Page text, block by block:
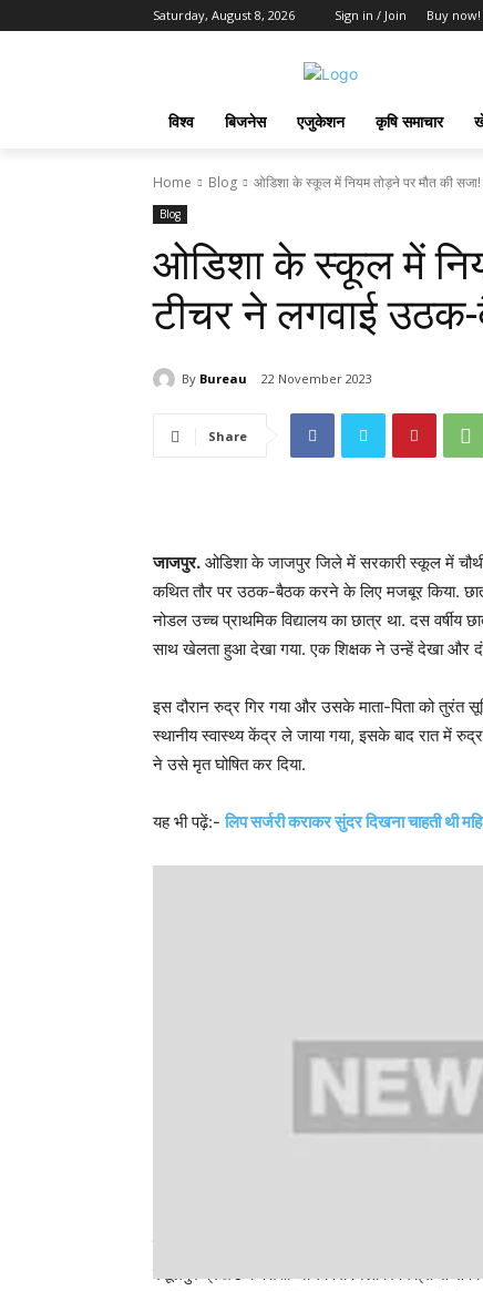
Saturday, August 8, 2026 Sign in / Join Buy now!
विश्व बिजनेस एजुकेशन कृषि समाचार
Home Blog ओडिशा के स्कूल में नियम तोड़ने पर मौत की सजा!
Blog
ओडिशा के स्कूल में
टीचर ने लगवाई
By Bureau 22 November 2023
Share
जाजपुर. ओडिशा के जाजपुर जिले में सरकारी स्कूल में
कथित तौर पर उठक-बैठक करने के लिए मजबूर किया.
नोडल उच्च प्राथमिक विद्यालय का छात्र था. दस
साथ खेलता हुआ देखा गया. एक शिक्षक ने उन्हें देखा
इस दौरान रुद्र गिर गया और उसके माता-पिता को
स्थानीय स्वास्थ्य केंद्र ले जाया गया, इसके बाद रात में
ने उसे मृत घोषित कर दिया.
यह भी पढ़ें:-लिप सर्जरी कराकर सुंदर दिखना चाहती थी
रसूलपुर प्रखंड के शिक्षा अधिकारी निलांबर मिश्रा से